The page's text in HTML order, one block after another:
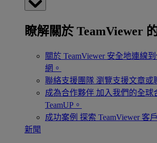
瞭解關於 TeamViewer
關於 TeamViewer 安全地連線
網。
聯絡支援團隊 瀏覽支援文章或
成為合作夥伴 加入我們的全球
TeamUP。
成功案例 探索 TeamViewer 客
新聞